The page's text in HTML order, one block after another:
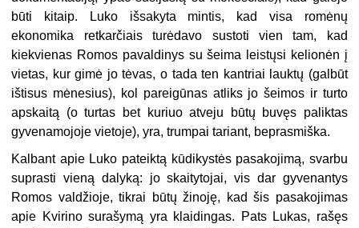
būti kitaip. Luko išsakyta mintis, kad visa romėnų
ekonomika retkarčiais turėdavo sustoti vien tam, kad
kiekvienas Romos pavaldinys su šeima leistųsi kelionėn į
vietas, kur gimė jo tėvas, o tada ten kantriai lauktų (galbūt
ištisus mėnesius), kol pareigūnas atliks jo šeimos ir turto
apskaitą (o turtas bet kuriuo atveju būtų buvęs paliktas
gyvenamojoje vietoje), yra, trumpai tariant, beprasmiška.
Kalbant apie Luko pateiktą kūdikystės pasakojimą, svarbu
suprasti vieną dalyką: jo skaitytojai, vis dar gyvenantys
Romos valdžioje, tikrai būtų žinoję, kad šis pasakojimas
apie Kvirino surašymą yra klaidingas. Pats Lukas, rašęs